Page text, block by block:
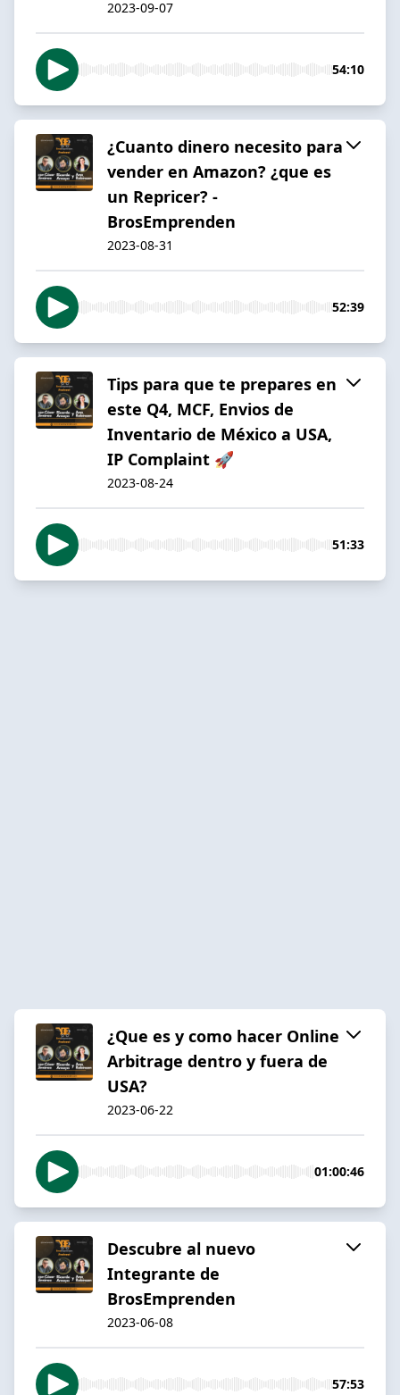
2023-09-07
54:10
¿Cuanto dinero necesito para
vender en Amazon? ¿que es
un Repricer? -
BrosEmprenden
2023-08-31
52:39
Tips para que te prepares en
este Q4, MCF, Envios de
Inventario de México a USA,
IP Complaint 🚀
2023-08-24
51:33
¿Que es y como hacer Online
Arbitrage dentro y fuera de
USA?
2023-06-22
01:00:46
Descubre al nuevo
Integrante de
BrosEmprenden
2023-06-08
57:53